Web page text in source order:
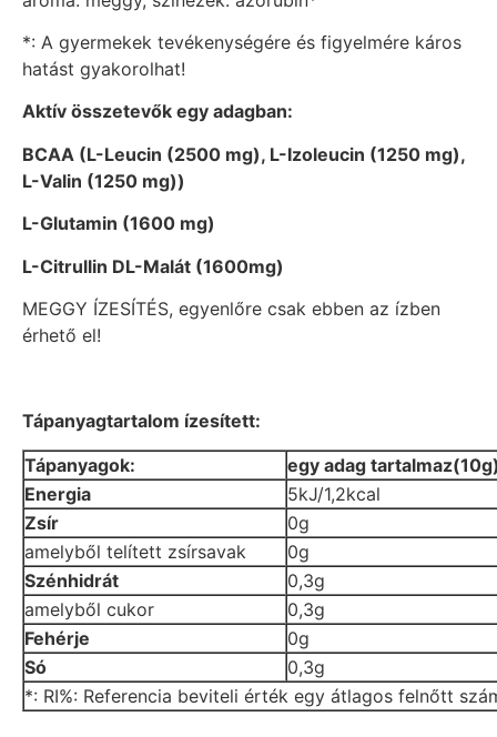
*: A gyermekek tevékenységére és figyelmére káros
hatást gyakorolhat!
Aktív összetevők egy adagban:
BCAA (L-Leucin (2500 mg), L-Izoleucin (1250 mg),
L-Valin (1250 mg))
L-Glutamin (1600 mg)
L-Citrullin DL-Malát (1600mg)
MEGGY ÍZESÍTÉS, egyenlőre csak ebben az ízben
érhető el!
Tápanyagtartalom ízesített:
Tápanyagok:
egy adag
Energia
5kJ/1,2kcal
Zsír
0g
amelyből telített zsírsavak
0g
Szénhidrát
0,3g
amelyből cukor
0,3g
Fehérje
0g
Só
0,3g
*: RI%: Referencia beviteli érték egy átlagos felnőtt